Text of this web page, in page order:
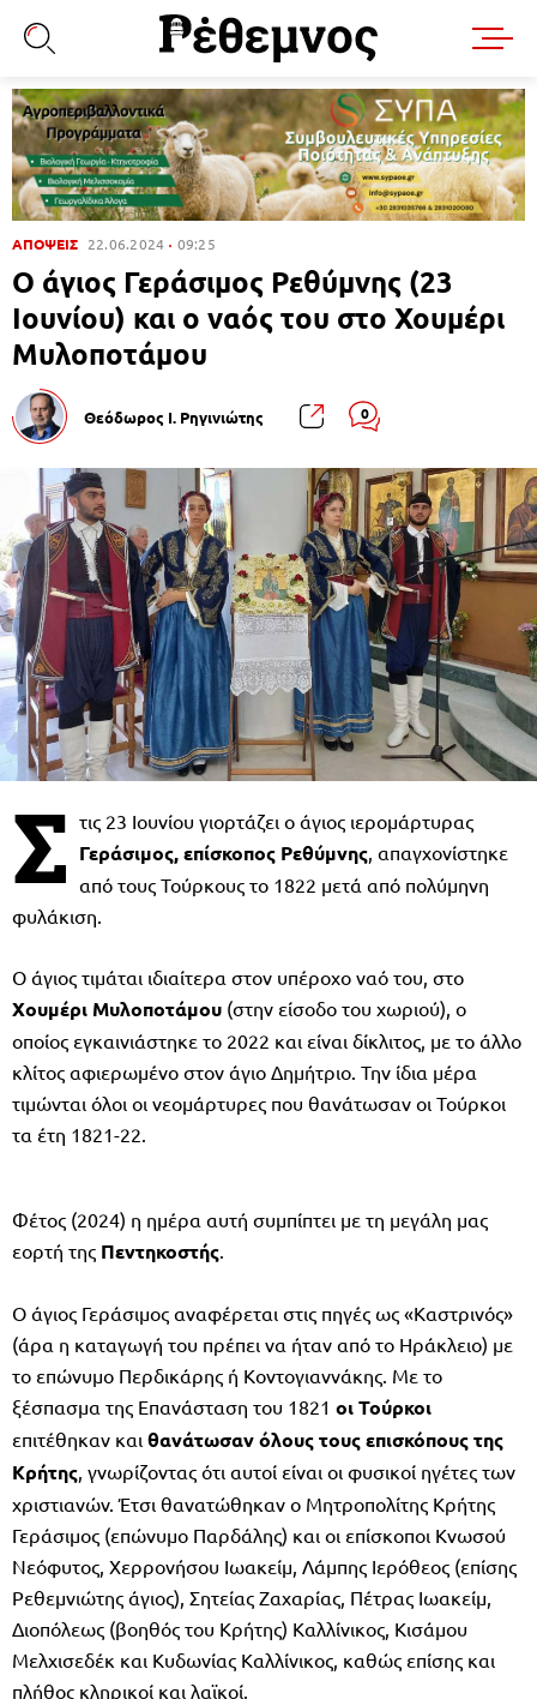
ΑΠΟΨΕΙΣ 22.06.2024 09:25
Ο άγιος Γεράσιμος Ρεθύμνης (23
Ιουνίου) και ο ναός του στο Χουμέρι
Μυλοποτάμου
Θεόδωρος Ι. Ρηγινιώτης 0
Σ τις 23 Ιουνίου γιορτάζει ο άγιος ιερομάρτυρας
Γεράσιμος, επίσκοπος Ρεθύμνης , απαγχονίστηκε
από τους Τούρκους το 1822 μετά από πολύμηνη
φυλάκιση.
Ο άγιος τιμάται ιδιαίτερα στον υπέροχο ναό του, στο
Χουμέρι Μυλοποτάμου (στην είσοδο του χωριού), ο
οποίος εγκαινιάστηκε το 2022 και είναι δίκλιτος, με το άλλο
κλίτος αφιερωμένο στον άγιο Δημήτριο. Την ίδια μέρα
τιμώνται όλοι οι νεομάρτυρες που θανάτωσαν οι Τούρκοι
τα έτη 1821-22.
Φέτος (2024) η ημέρα αυτή συμπίπτει με τη μεγάλη μας
εορτή της Πεντηκοστής
Ο άγιος Γεράσιμος αναφέρεται στις πηγές ως «Καστρινός»
(άρα η καταγωγή του πρέπει να ήταν από το Ηράκλειο) με
το επώνυμο Περδικάρης ή Κοντογιαννάκης. Με το
ξέσπασμα της Επανάσταση του 1821 οι Τούρκοι
επιτέθηκαν και θανάτωσαν όλους τους επισκόπους της
Κρήτης , γνωρίζοντας ότι αυτοί είναι οι φυσικοί ηγέτες των
χριστιανών. Έτσι θανατώθηκαν ο Μητροπολίτης Κρήτης
Γεράσιμος (επώνυμο Παρδάλης) και οι επίσκοποι Κνωσού
Νεόφυτος, Χερρονήσου Ιωακείμ, Λάμπης Ιερόθεος (επίσης
Ρεθεμνιώτης άγιος), Σητείας Ζαχαρίας, Πέτρας Ιωακείμ,
Διοπόλεως (βοηθός του Κρήτης) Καλλίνικος, Κισάμου
Μελχισεδέκ και Κυδωνίας Καλλίνικος, καθώς επίσης και
πλήθος κληρικοί και λαϊκοί.